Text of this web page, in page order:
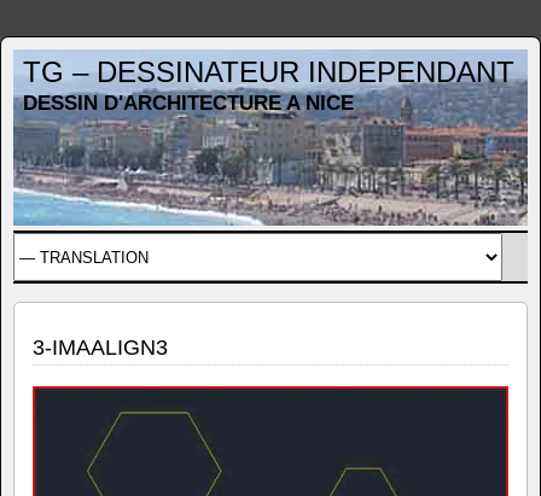
TG – DESSINATEUR INDEPENDANT
DESSIN D'ARCHITECTURE A NICE
3-IMAALIGN3